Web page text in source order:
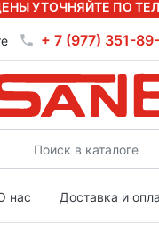
УТОЧНЯЙТЕ ПО
+ 7 (977) 351-
нас Доставка и